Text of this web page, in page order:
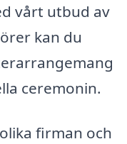
vårt utbud av
kan du
ceremonin.
firman och